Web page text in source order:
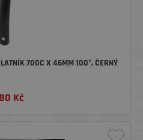
700C X 46MM 100°, ČERNÝ
Kč